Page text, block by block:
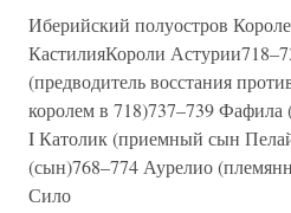
Иберийский полуостров
КастилияКороли
(предводитель восстания
королем в 718)737–739
I Католик (приемный сын
(сын)768–774 Аурелио
Сило